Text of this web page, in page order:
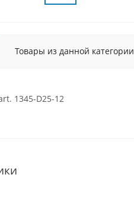
Товары из данной категории
1345-D25-12